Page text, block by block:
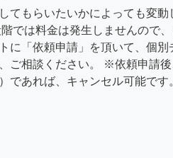
てもらいたいかによっても変動
では料金は発生しませんので、
に「依頼申請」を頂いて、個別
ご相談ください。 ※依頼申請後
であれば、キャンセル可能です